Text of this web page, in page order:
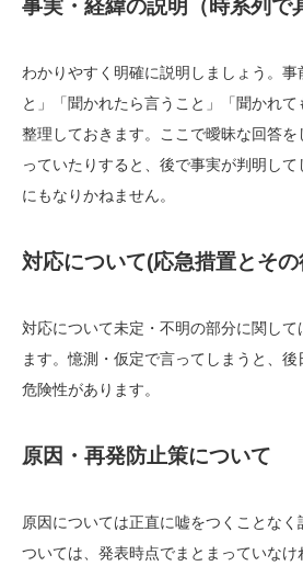
事実・経緯の説明（時系列で
わかりやすく明確に説明しましょう。事
と」「聞かれたら言うこと」「聞かれ
整理しておきます。ここで曖昧な回答を
っていたりすると、後で事実が判明して
にもなりかねません。
対応について(応急措置とそ
対応について未定・不明の部分に関して
ます。憶測・仮定で言ってしまうと、
危険性があります。
原因・再発防止策について
原因については正直に嘘をつくことな
ついては、発表時点でまとまっていなけ